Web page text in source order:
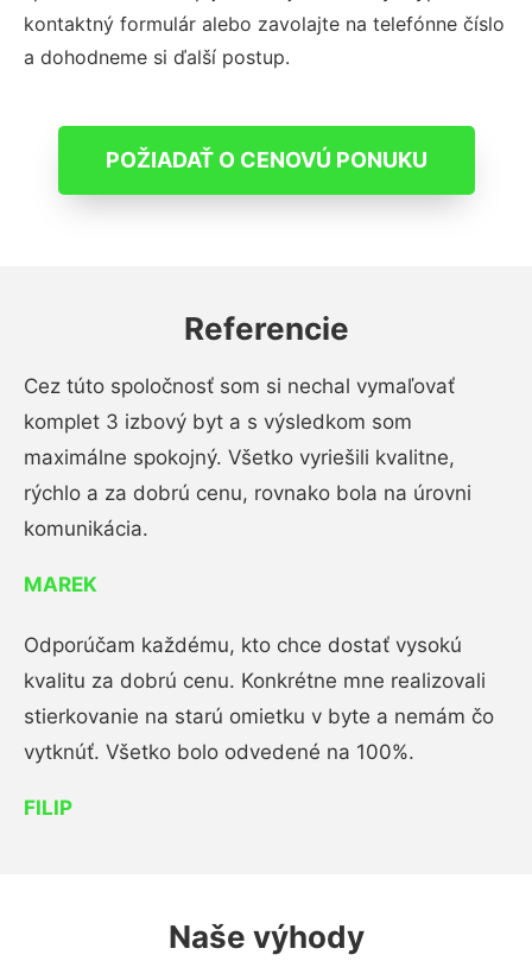
kontaktný formulár alebo zavolajte na telefónne číslo
a dohodneme si ďalší postup.
POŽIADAŤ O CENOVÚ PONUKU
Referencie
Cez túto spoločnosť som si nechal vymaľovať
komplet 3 izbový byt a s výsledkom som
maximálne spokojný. Všetko vyriešili kvalitne,
rýchlo a za dobrú cenu, rovnako bola na úrovni
komunikácia.
MAREK
Odporúčam každému, kto chce dostať vysokú
kvalitu za dobrú cenu. Konkrétne mne realizovali
stierkovanie na starú omietku v byte a nemám čo
vytknúť. Všetko bolo odvedené na 100%.
FILIP
Naše výhody